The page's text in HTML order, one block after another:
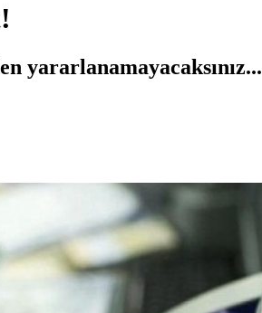
yararlanamayacaksınız...